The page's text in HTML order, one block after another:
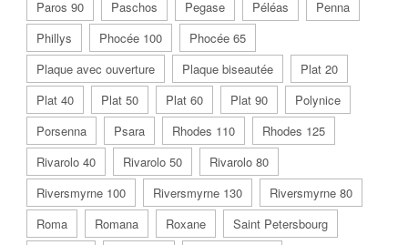
Paros 90
Paschos Pegase Péléas
Penna
Phillys
Phocée 100
Phocée 65
Plaque avec ouverture
Plaque biseautée
Plat 20
Plat 40
Plat 50 Plat 60 Plat 90
Polynice
Porsenna
Psara Rhodes 110
Rhodes 125
Rivarolo 40
Rivarolo 50
Rivarolo 80
Riversmyrne 100
Riversmyrne 130
Riversmyrne 80
Roma
Romana Roxane
Saint Petersbourg